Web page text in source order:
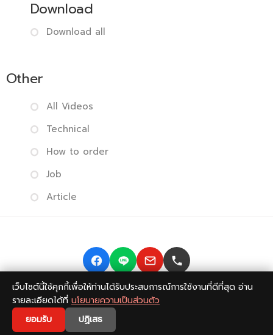
Download
Download all
Other
All Videos
Technical
How to order
Job
Article
Copyright © 2014-2026 BISMONPRINT Co.,LTD
Privacy
policy|Return Policy
เว็บไซต์นี้ใช้คุกกี้เพื่อให้ท่านได้รับประสบการณ์การใช้งานที่ดีที่สุด อ่าน
รายละเอียดได้ที่ นโยบายความเป็นส่วนตัว
ยอมรับ
ปฏิเสธ